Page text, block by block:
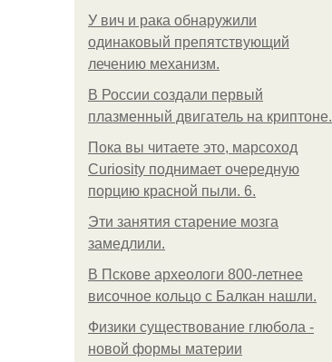
У вич и рака обнаружили
одинаковый препятствующий
лечению механизм.
В России создали первый
плазменный двигатель на криптоне.
Пока вы читаете это, марсоход
Curiosity поднимает очередную
порцию красной пыли. 6.
Эти занятия старение мозга
замедлили.
В Пскове археологи 800-летнее
височное кольцо с Балкан нашли.
Физики существование глюбола -
новой формы материи